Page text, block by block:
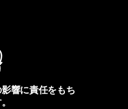
響に責任をもち